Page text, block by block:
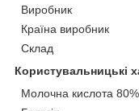
Виробник
Країна виробник
Склад
Користувальницькі
Молочна кислота 80%